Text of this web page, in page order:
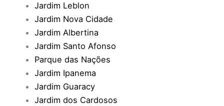
Jardim Leblon
Jardim Nova Cidade
Jardim Albertina
Jardim Santo Afonso
Parque das Nações
Jardim Ipanema
Jardim Guaracy
Jardim dos Cardosos